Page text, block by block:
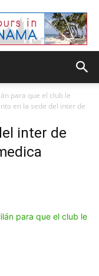
para que el club le
en la sede del inter de
inter de